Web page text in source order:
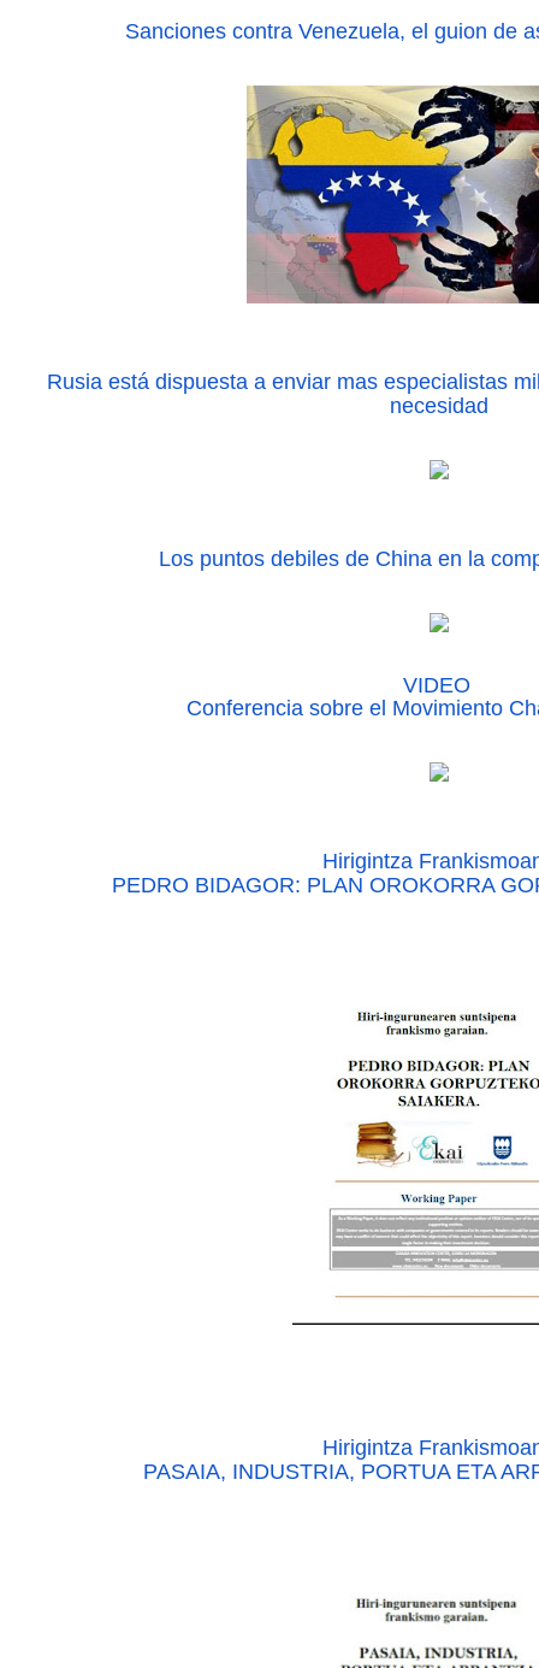
Sanciones contra Venezuela, el guion de
Rusia está dispuesta a enviar mas especialistas
necesidad
Los puntos debiles de China en la
VIDEO
Conferencia sobre el Movimiento
Hirigintza
PEDRO BIDAGOR: PLAN OROKORRA
Hirigintza
PASAIA, INDUSTRIA, PORTUA ETA